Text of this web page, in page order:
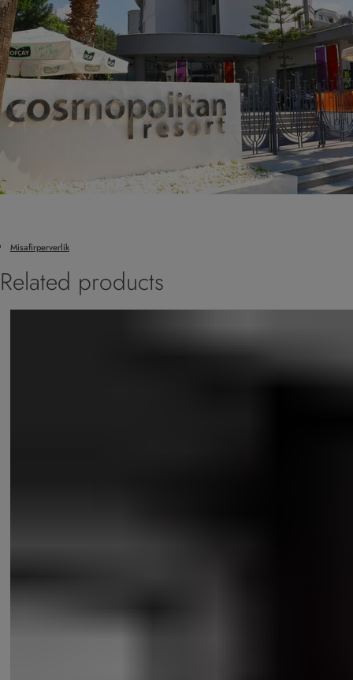
Misafirperverlik
Related products